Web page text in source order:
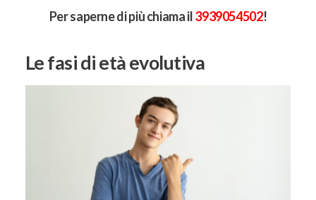
Per saperne di più chiama il3939054502!
Le fasi di età evolutiva